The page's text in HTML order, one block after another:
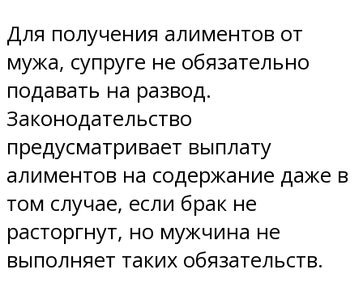
Для получения алиментов от
мужа, супруге не обязательно
подавать на развод.
Законодательство
предусматривает выплату
алиментов на содержание даже в
том случае, если брак не
расторгнут, но мужчина не
выполняет таких обязательств.